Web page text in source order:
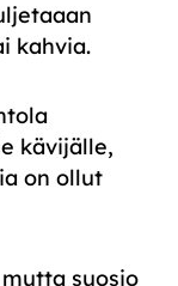
kahvia.
kävijälle,
on ollut
suosio